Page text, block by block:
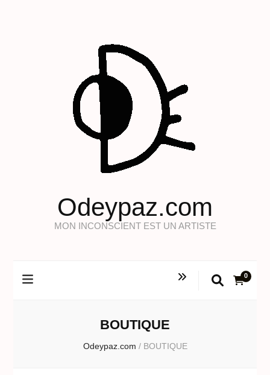
Odeypaz.com
MON INCONSCIENT EST UN ARTISTE
0
BOUTIQUE
Odeypaz.com / BOUTIQUE